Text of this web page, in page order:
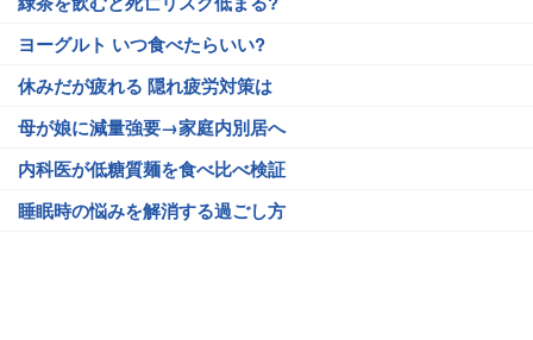
ヨーグルト いつ食べたらいい?
休みだが疲れる 隠れ疲労対策は
母が娘に減量強要→家庭内別居へ
内科医が低糖質麺を食べ比べ検証
睡眠時の悩みを解消する過ごし方